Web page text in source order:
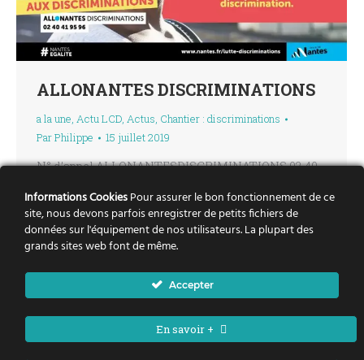
ALLONANTES DISCRIMINATIONS
a la une, Actu LCD, Actus, Chantier : discriminations
ParPhilippe 15 juillet 2019
N° d’appel ALLONANTESDISCRIMINATIONS 02 40
41 95 96 Vous êtes acteurs de la politique de la ville.
Si vous êtes en contact avec une personne victime
d’une discrimination, quelle qu’elle soit, vous
pouvez avec elle appeler le N° ALLONANTES
DISCRIMINATIONS 02 40 41 95 96, de façon
anonyme. Il sera procédé à une écoute attentive…
Informations CookiesPour assurer le bon fonctionnement de ce
site, nous devons parfois enregistrer de petits fichiers de
données sur l'équipement de nos utilisateurs. La plupart des
grands sites web font de même.
Accepter
En savoir +